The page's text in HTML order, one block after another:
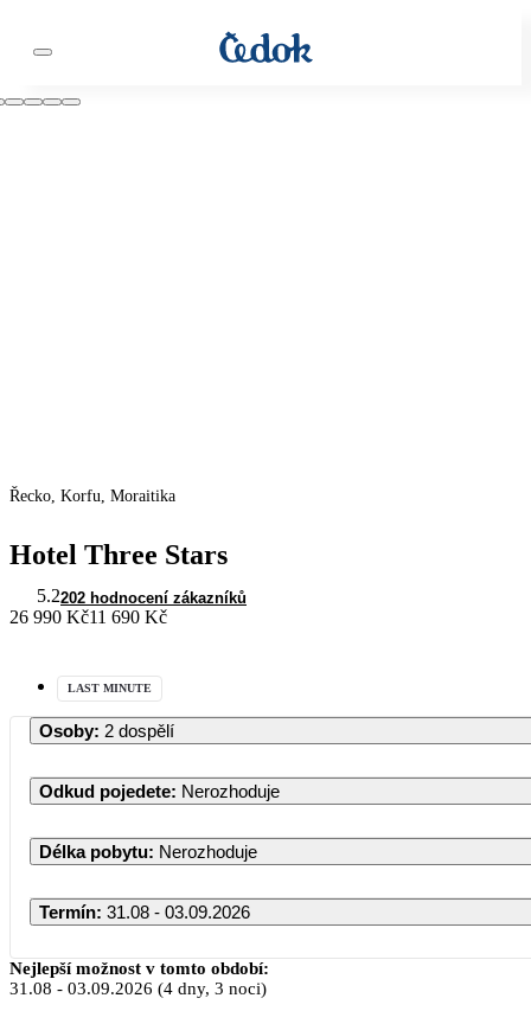
Řecko, Korfu, Moraitika
Hotel Three Stars
5.2202 hodnocení zákazníků
26 990 Kč11 690 Kč
LAST MINUTE
Osoby: 2 dospělí
Odkud pojedete: Nerozhoduje
Délka pobytu: Nerozhoduje
Termín: 31.08 - 03.09.2026
Nejlepší možnost v tomto období:
31.08 - 03.09.2026 (4 dny, 3 noci)